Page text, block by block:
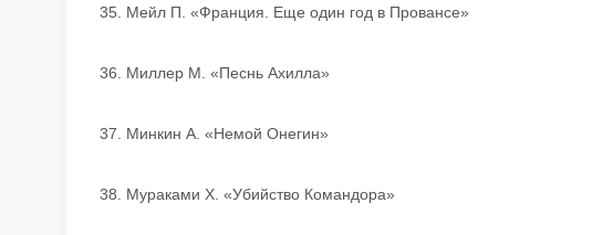
35. Мейл П. «Франция. Еще один год в Провансе»
36. Миллер М. «Песнь Ахилла»
37. Минкин А. «Немой Онегин»
38. Мураками Х. «Убийство Командора»